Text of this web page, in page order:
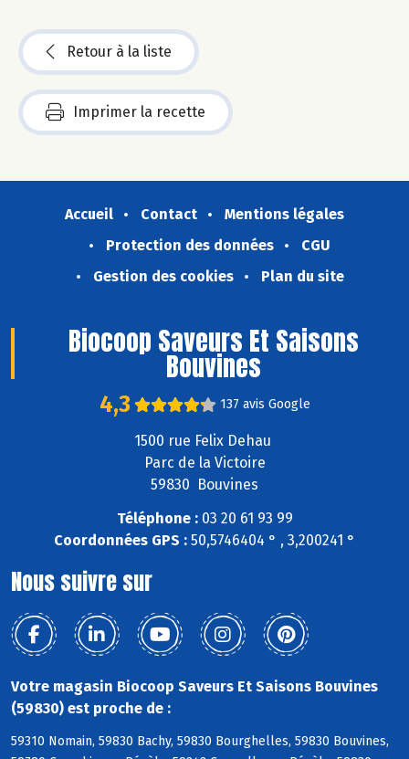
Retour à la liste
Imprimer la recette
Accueil Contact
Mentions légales
Protection des données
CGU
Gestion des cookies
Plan du site
Biocoop Saveurs Et Saisons
Bouvines
4,3 137 avis Google
1500 rue Felix Dehau
Parc de la Victoire
59830 Bouvines
Téléphone :03 20 61 93 99
Coordonnées GPS : 50,5746404 ° , 3,200241 °
Nous suivre sur
Votre magasin Biocoop Saveurs Et Saisons Bouvines
(59830) est proche de :
59310 Nomain, 59830 Bachy, 59830 Bourghelles, 59830 Bouvines,